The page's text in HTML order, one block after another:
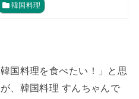
韓国料理
国料理を食べたい！」と思
、韓国料理 すんちゃんで